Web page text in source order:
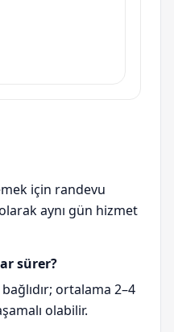
için randevu
aynı gün hizmet
sürer?
ortalama 2–4
olabilir.